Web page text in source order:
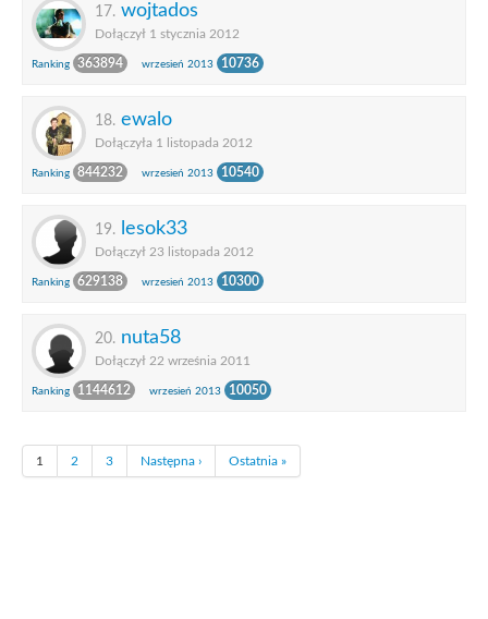
17. wojtados
Dołączył 1 stycznia 2012
Ranking 363894 wrzesień 2013 10736
18. ewalo
Dołączyła 1 listopada 2012
Ranking 844232 wrzesień 2013 10540
19. lesok33
Dołączył 23 listopada 2012
Ranking 629138 wrzesień 2013 10300
20. nuta58
Dołączył 22 września 2011
Ranking 1144612 wrzesień 2013 10050
1 2 3 Następna › Ostatnia »